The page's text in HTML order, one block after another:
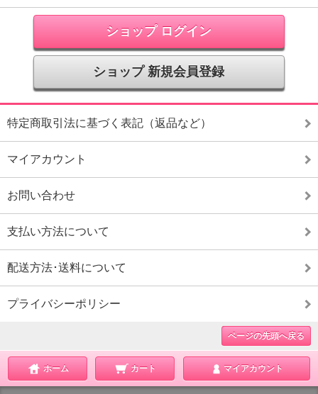
ショップ ログイン
ショップ 新規会員登録
特定商取引法に基づく表記（返品など）
マイアカウント
お問い合わせ
支払い方法について
配送方法･送料について
プライバシーポリシー
ページの先頭へ戻る
ホーム カート マイアカウント